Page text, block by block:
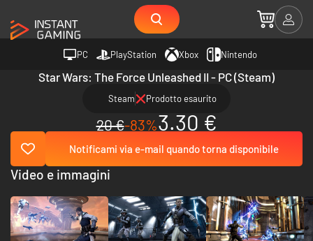
PC PlayStation Xbox Nintendo
Star Wars: The Force Unleashed II - PC (Steam)
Steam Prodotto esaurito
20 €-83%3.30 €
Notificami via e-mail quando torna disponibile
Video e immagini